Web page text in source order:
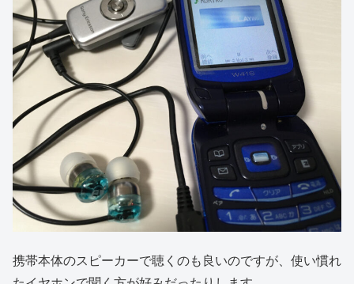
携帯本体のスピーカーで聴くのも良いのですが、使い慣れ